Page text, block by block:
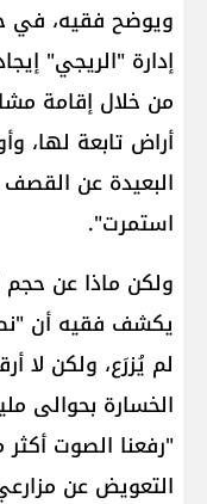
إدارة "الريجي"
من خلال إقامة
أراض تابعة لها،
البعيدة عن القصف
استمرت".
ولكن ماذا عن حجم
يكشف فقيه أن
لم يُزرَع، ولكن لا
الخسارة بحوالى
"رفعنا الصوت
التعويض عن